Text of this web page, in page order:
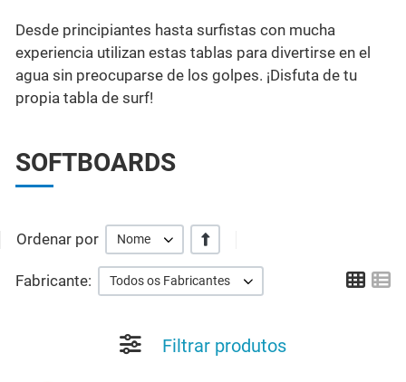
Desde principiantes hasta surfistas con mucha
experiencia utilizan estas tablas para divertirse en el
agua sin preocuparse de los golpes. ¡Disfuta de tu
propia tabla de surf!
SOFTBOARDS
Ordenar por Nome +/-
Fabricante: Todos os Fabricantes Grid
Filtrar produtos